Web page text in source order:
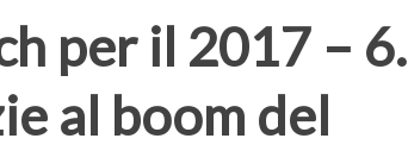
per il 2017 – 6.
al boom del